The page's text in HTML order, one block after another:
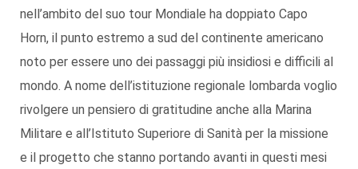
nell’ambito del suo tour Mondiale ha doppiato Capo
Horn, il punto estremo a sud del continente americano
noto per essere uno dei passaggi più insidiosi e difficili al
mondo. A nome dell’istituzione regionale lombarda voglio
rivolgere un pensiero di gratitudine anche alla Marina
Militare e all’Istituto Superiore di Sanità per la missione
e il progetto che stanno portando avanti in questi mesi